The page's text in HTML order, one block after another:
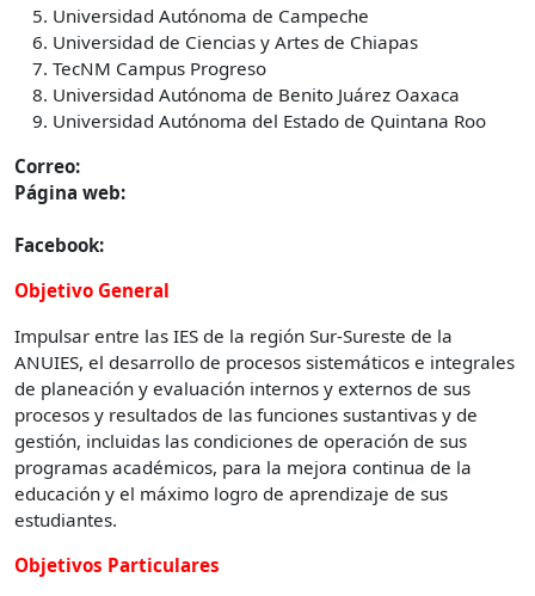
Universidad Autónoma de Campeche
Universidad de Ciencias y Artes de Chiapas
TecNM Campus Progreso
Universidad Autónoma de Benito Juárez Oaxaca
Universidad Autónoma del Estado de Quintana Roo
Correo:
Página web:
Facebook:
Objetivo General
Impulsar entre las IES de la región Sur-Sureste de la
ANUIES, el desarrollo de procesos sistemáticos e integrales
de planeación y evaluación internos y externos de sus
procesos y resultados de las funciones sustantivas y de
gestión, incluidas las condiciones de operación de sus
programas académicos, para la mejora continua de la
educación y el máximo logro de aprendizaje de sus
estudiantes.
Objetivos Particulares